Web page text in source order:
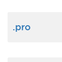
.pro